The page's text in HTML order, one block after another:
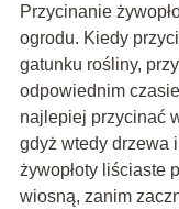
Przycinanie
ogrodu. Kiedy
gatunku rośliny,
odpowiednim
najlepiej przycinać
gdyż wtedy drzewa
żywopłoty liściaste
wiosną, zanim